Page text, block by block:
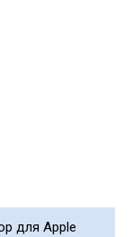
для Apple